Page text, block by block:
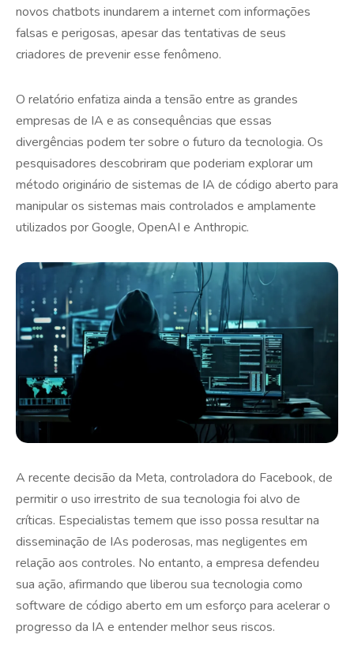
novos chatbots inundarem a internet com informações
falsas e perigosas, apesar das tentativas de seus
criadores de prevenir esse fenômeno.
O relatório enfatiza ainda a tensão entre as grandes
empresas de IA e as consequências que essas
divergências podem ter sobre o futuro da tecnologia. Os
pesquisadores descobriram que poderiam explorar um
método originário de sistemas de IA de código aberto para
manipular os sistemas mais controlados e amplamente
utilizados por Google, OpenAI e Anthropic.
A recente decisão da Meta, controladora do Facebook, de
permitir o uso irrestrito de sua tecnologia foi alvo de
críticas. Especialistas temem que isso possa resultar na
disseminação de IAs poderosas, mas negligentes em
relação aos controles. No entanto, a empresa defendeu
sua ação, afirmando que liberou sua tecnologia como
software de código aberto em um esforço para acelerar o
progresso da IA e entender melhor seus riscos.